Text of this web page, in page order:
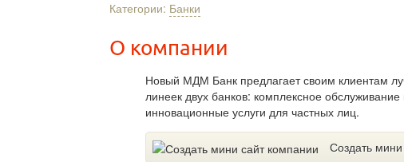
Категории: Банки
О компании
Новый МДМ Банк предлагает своим клиентам
линеек двух банков: комплексное
инновационные услуги для частных лиц.
Создать